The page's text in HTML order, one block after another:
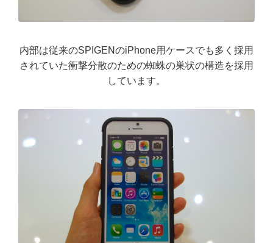
内部は従来のSPIGENのiPhone用ケースでも多く採用
されていた衝撃分散のための蜘蛛の巣状の構造を採用
しています。